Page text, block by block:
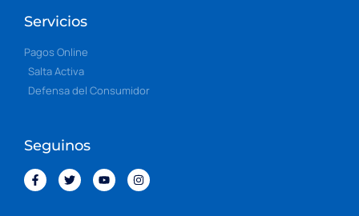
Servicios
Pagos Online
Salta Activa
Defensa del Consumidor
Seguinos